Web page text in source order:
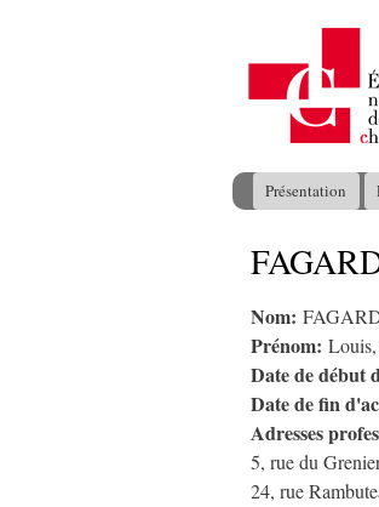
Menu principal
Présentation
Vous êtes ici
Nom:
Prénom:
Date de début
Date de fin
Adresses
5, rue du
24, rue